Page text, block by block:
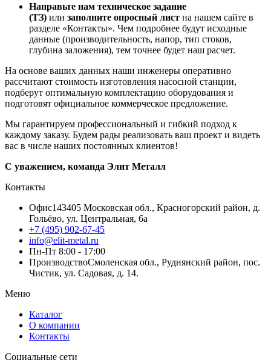
Направьте нам техническое задание
(ТЗ) или заполните опросный лист на нашем сайте в
разделе «Контакты». Чем подробнее будут исходные
данные (производительность, напор, тип стоков,
глубина заложения), тем точнее будет наш расчет.
На основе ваших данных наши инженеры оперативно
рассчитают стоимость изготовления насосной станции,
подберут оптимальную комплектацию оборудования и
подготовят официальное коммерческое предложение.
Мы гарантируем профессиональный и гибкий подход к
каждому заказу. Будем рады реализовать ваш проект и видеть
вас в числе наших постоянных клиентов!
С уважением, команда Элит Металл
Контакты
Офис143405 Московская обл., Красногорский район, д.
Гольёво, ул. Центральная, 6a
+7 (495) 902-67-45
info@elit-metal.ru
Пн-Пт 8:00 - 17:00
ПроизводствоСмоленская обл., Руднянский район, пос.
Чистик, ул. Садовая, д. 14.
Меню
Каталог
О компании
Контакты
Социальные сети